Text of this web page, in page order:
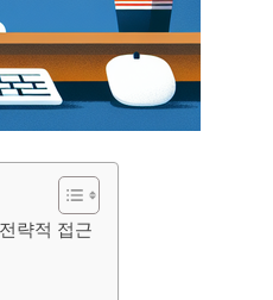
략적 접근